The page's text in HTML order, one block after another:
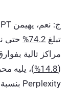
تبلغ 74.2%
حتى
(
14.8%
)، يليه
Perplexity بنسبة (